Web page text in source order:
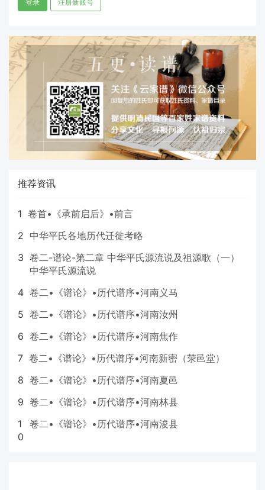
登录 注册新账号
推荐资讯
1 卷首•《承前启后》•前言
2 中华平氏各地历代迁徙考略
3 卷二-谱论-第二章 中华平氏源流说及祖源歌（一）
中华平氏源流说
4 卷二•《谱论》•历代谱序•河南义马
5 卷二•《谱论》•历代谱序•河南汝州
6 卷二•《谱论》•历代谱序•河南焦作
7 卷二•《谱论》•历代谱序•河南新密（荥邑堂）
8 卷二•《谱论》•历代谱序•河南夏邑
9 卷二•《谱论》•历代谱序•河南林县
1
0
卷二•《谱论》•历代谱序•河南浚县